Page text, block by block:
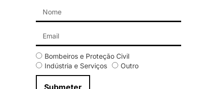
Bombeiros e Proteção Civil
Indústria e Serviços
Outro